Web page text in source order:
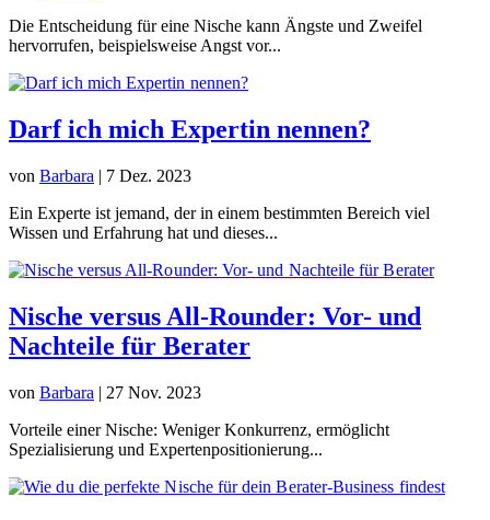
Die Entscheidung für eine Nische kann Ängste und Zweifel
hervorrufen, beispielsweise Angst vor...
Darf ich mich Expertin nennen?
von Barbara | 7 Dez. 2023
Ein Experte ist jemand, der in einem bestimmten Bereich viel
Wissen und Erfahrung hat und dieses...
Nische versus All-Rounder: Vor- und
Nachteile für Berater
von Barbara | 27 Nov. 2023
Vorteile einer Nische: Weniger Konkurrenz, ermöglicht
Spezialisierung und Expertenpositionierung...